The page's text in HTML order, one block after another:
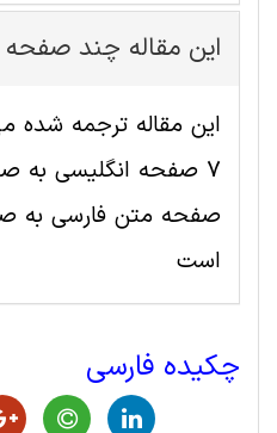
این مقاله چند
این مقاله ترجمه
صفحه متن فارسی به
است
چکیده فارسی